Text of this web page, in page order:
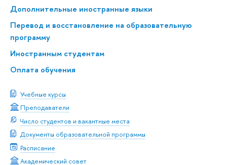
Дополнительные иностранные языки
Перевод и восстановление на образовательную
программу
Иностранным студентам
Оплата обучения
Учебные курсы
Преподаватели
Число студентов и вакантные места
Документы образовательной программы
Расписание
Академический совет